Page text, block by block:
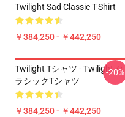
Twilight Sad Classic T-Shirt
￥384,250 - ￥442,250
Twilight Tシャツ - Twilight ク
ラシックTシャツ
￥384,250 - ￥442,250
-20%